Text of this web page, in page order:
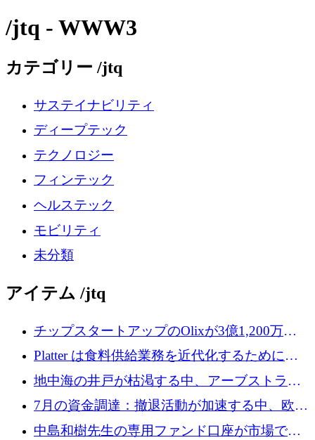
/jtq - WWW3
カテゴリー /jtq
サステイナビリティ
ディープテック
テクノロジー
フィンテック
ヘルステック
モビリティ
未分類
アイテム /jtq
チップスタートアップのOlixが3億1,200万ド
ルを調達、Mobilizeが投資部門を立ち上げ、7
月の資金調達を詳しく調査
Platter は食料供給業務を近代化するために
Verb Ventures から追加資金を調達
地中海の井戸が枯渇する中、アーブストラ社
は空気から飲料水を作る機械を発売
7月の資金調達：撤退活動が加速する中、欧州
の新興企業が86億ユーロを確保
中島和樹先生の専用ファンド口座が市場で高